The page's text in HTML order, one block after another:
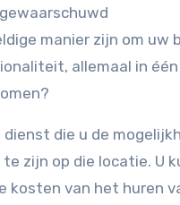
manier zijn om
allemaal in
die u de
zijn op die locatie. U
kosten van het huren